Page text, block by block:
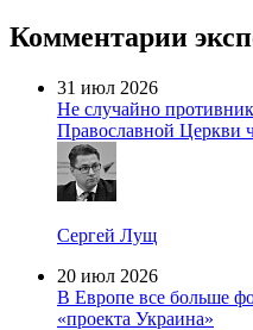
Комментарии
31 июл 2026
Не случайно
Православной Церкви
Сергей Лущ
20 июл 2026
В Европе все больше
«проекта Украина»